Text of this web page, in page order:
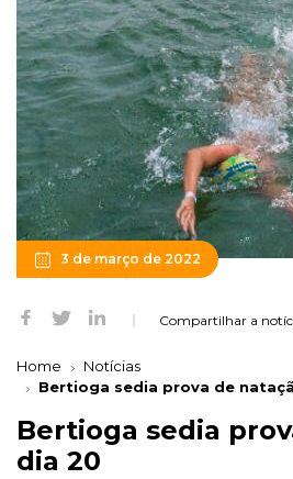
3 de março de 2022
Compartilhar a
Home
Notícias
Bertioga sedia prova de
Bertioga sedia
dia 20